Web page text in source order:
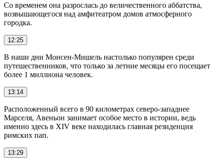
Со временем она разрослась до величественного аббатства,
возвышающегося над амфитеатром домов атмосферного
городка.
12:25
В наши дни Монсен-Мишель настолько популярен среди
путешественников, что только за летние месяцы его посещает
более 1 миллиона человек.
13:14
Расположенный всего в 90 километрах северо-западнее
Марселя, Авеньон занимает особое место в истории, ведь
именно здесь в XIV веке находилась главная резиденция
римских пап.
13:29